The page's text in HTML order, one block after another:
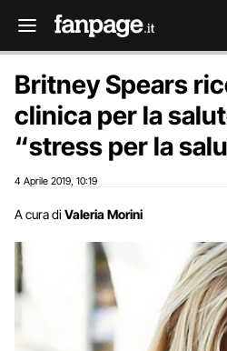
Britney Spears
clinica per la
“stress per la
4 Aprile 2019 10:19
A cura di Valeria Morini